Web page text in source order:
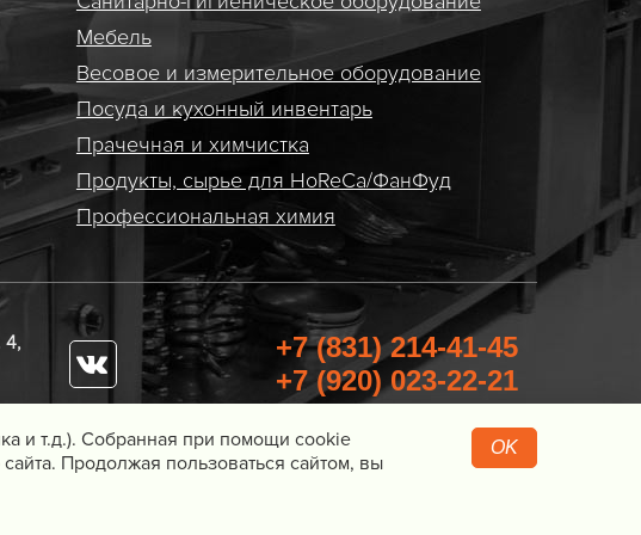
Мебель
Весовое и измерительное оборудование
Посуда и кухонный инвентарь
Прачечная и химчистка
Продукты, сырье для HoReCa/ФанФуд
Профессиональная химия
4,
+7 (831) 214-41-45
+7 (920) 023-22-21
Перезвоните мне
и т.д.). Собранная при помощи cookie
Продолжая пользоваться сайтом, вы
OK